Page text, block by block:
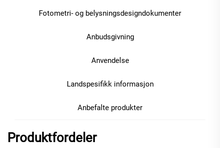
Fotometri- og belysningsdesigndokumenter
Anbudsgivning
Anvendelse
Landspesifikk informasjon
Anbefalte produkter
Produktfordeler